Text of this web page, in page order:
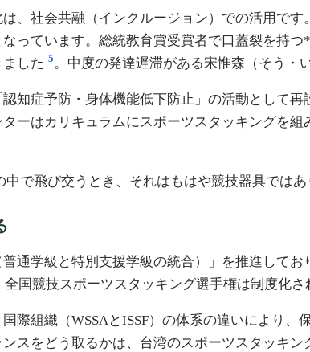
、社会共融（インクルージョン）での活用で
っています。総統教育賞受賞者で口蓋裂を持
した 5 。中度の発達遅滞がある宋惟森（そう・
知症予防・身体機能低下防止」の活動として
ーはカリキュラムにスポーツスタッキングを
で飛び交うとき、それはもはや競技器具では
通学級と特別支援学級の統合）」を推進して
国競技スポーツスタッキング選手権は制度化
際組織（WSSAとISSF）の体系の違いにより
スをどう取るかは、台湾のスポーツスタッキ